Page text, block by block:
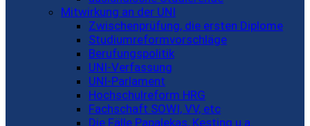
Mitwirkung an der UNI
Zwischenprüfung, die ersten Diplome
Studiumreformvorschläge
Berufungspolitik
UNI-Verfassung
UNI-Parlament
Hochschulreform HRG
Fachschaft SOWI, VV, etc
Die Fälle Papalekas, Kesting u.a.